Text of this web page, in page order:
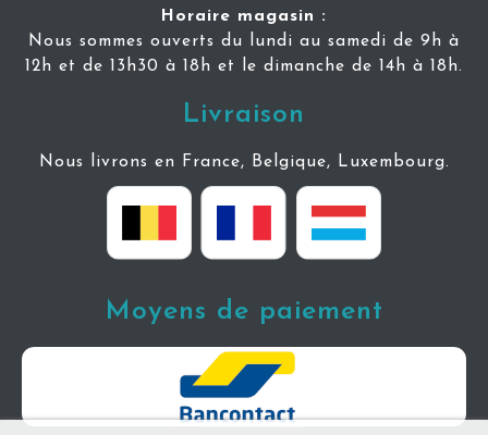
Horaire magasin :
Nous sommes ouverts du lundi au samedi de 9h à
12h et de 13h30 à 18h et le dimanche de 14h à 18h.
Livraison
Nous livrons en France, Belgique, Luxembourg.
Moyens de paiement